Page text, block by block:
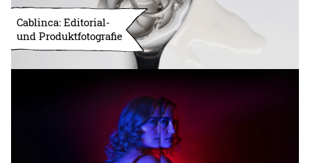
Cablinca: Editorial-
und Produktfotografie